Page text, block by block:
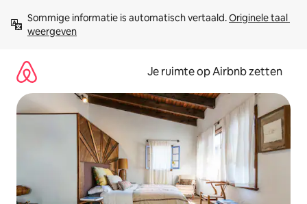
direct
naar
Sommige informatie is automatisch vertaald. Originele taal
weergeven
Je ruimte op Airbnb zetten